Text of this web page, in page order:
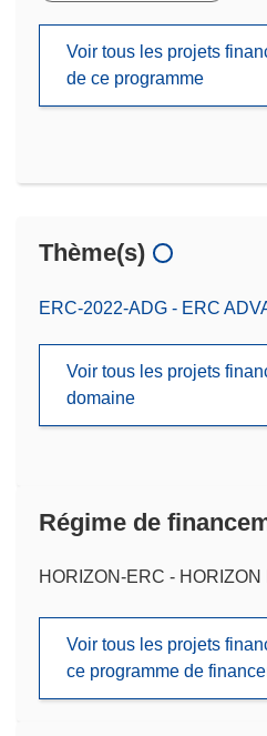
Voir tous les projets
de ce programme
Thème(s)
ERC-2022-ADG - ERC
Voir tous les projets
domaine
Régime de
HORIZON-ERC - HORIZON
Voir tous les projets
ce programme de